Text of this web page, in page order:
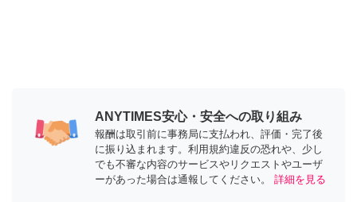
ANYTIMES安心・安全への取り組み
報酬は取引前に事務局に支払われ、評価・完了後
に振り込まれます。利用規約違反の恐れや、少し
でも不審な内容のサービスやリクエストやユーザ
ーがあった場合は通報してください。
詳細を見る